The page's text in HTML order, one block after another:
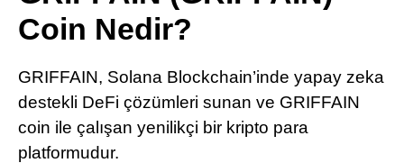
Pinterest
LinkedIn
Coin Nedir?
GRIFFAIN, Solana Blockchain’inde yapay zeka
destekli DeFi çözümleri sunan ve GRIFFAIN
coin ile çalışan yenilikçi bir kripto para
platformudur.